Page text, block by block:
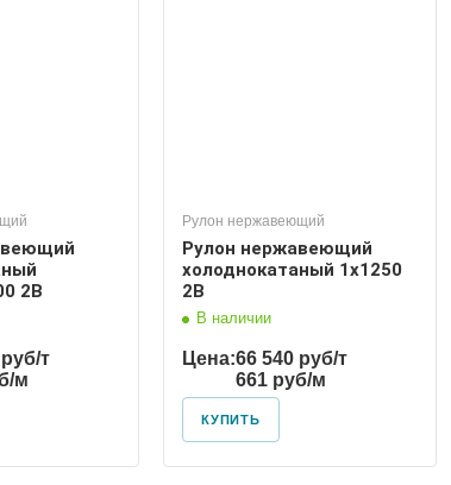
2В
т
м
Рулон нержавеющий
Рулон нержавеющий
холоднокатаный 1х1250
2В
В наличии
Цена:66 540 руб/т
661 руб/м
КУПИТЬ